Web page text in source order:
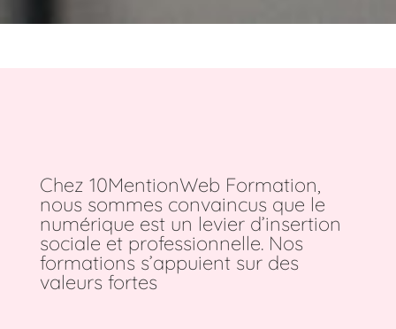
Chez 10MentionWeb Formation,
nous sommes convaincus que le
numérique est un levier d’insertion
sociale et professionnelle. Nos
formations s’appuient sur des
valeurs fortes